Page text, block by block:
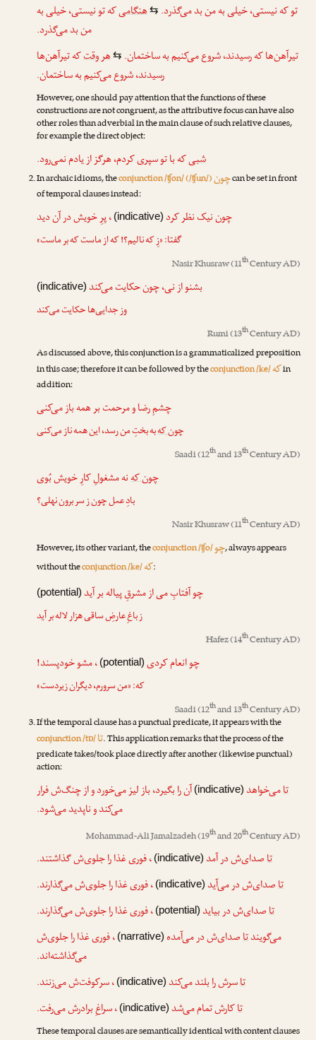
تو که نیستی، خیلی به من بد می‌گذرد. ⇆ هنگامیکه تو نیستی، خیلی به
من بد می‌گذرد.
تیرآهن‌ها که رسیدند، شروع می‌کنیم به ساختمان. ⇆ هر وقتکه تیرآهن‌ها
رسیدند، شروع می‌کنیم به ساختمان.
However, one should pay attention that the functions of these
constructions are not congruent, as the attributive focus can have also
other roles than adverbial in the main clause of such relative clauses,
for example the direct object:
شبیکه با تو سپری کردم، هرگز از یادم نمی‌رود.
In archaic idioms, theconjunction /ʧon/ (/ʧun/)چونcan be set in front
of temporal clauses instead:
چوننیک نظر کرد (indicative) ، پرِ خویش در آن دید
گفتا: «زِ که نالیم؟! که از ماست که بر ماست»
Nasir Khusraw(11thCentury AD)
بشنو از نی،چونحکایت می‌کند (indicative)
وز جدایی‌ها حکایت می‌کند
Rumi(13thCentury AD)
As discussed above, this conjunction is a grammaticalized preposition
in this case; therefore it can be followed by theconjunction /ke/کهin
addition:
چشمِ رضا و مرحمت بر همه باز می‌کنی
چون کهبه بختِ من رسد، این همه ناز می‌کنی
Saadi(12thand 13thCentury AD)
چون کهنه مشغولِ کارِ خویش بُوی
بادِ عمل چون ز سر برون نهلی؟
Nasir Khusraw(11thCentury AD)
However, its other variant, theconjunction /ʧo/چو, always appears
without theconjunction /ke/که:
چوآفتابِ می از مشرقِ پیاله بر آید (potential)
ز باغِ عارضِ ساقی هزار لاله بر آید
Hafez(14thCentury AD)
چوانعام کردی (potential) ، مشو خودپسند!
که: «من سرورم، دیگران زیردست»
Saadi(12thand 13thCentury AD)
If the temporal clause has a punctual predicate, it appears with the
conjunction /tɒ/تا. This application remarks that the process of the
predicate takes/took place directly after another (likewise punctual)
action:
تامی‌خواهد (indicative) آن را بگیرد، باز لیز می‌خورد و از چنگ‌ش فرار
می‌کند و ناپدید می‌شود.
Mohammad-Ali Jamalzadeh(19thand 20thCentury AD)
تاصدای‌ش در آمد (indicative) ، فوری غذا را جلوی‌ش گذاشتند.
تاصدای‌ش در می‌آید (indicative) ، فوری غذا را جلوی‌ش می‌گذارند.
تاصدای‌ش در بیاید (potential) ، فوری غذا را جلوی‌ش می‌گذارند.
می‌گویندتاصدای‌ش در می‌آمده (narrative) ، فوری غذا را جلوی‌ش
می‌گذاشته‌اند.
تاسرش را بلند می‌کند (indicative) ، سرکوفت‌ش می‌زنند.
تاکارش تمام می‌شد (indicative) ، سراغِ برادرش می‌رفت.
These temporal clauses are semantically identical with content clauses